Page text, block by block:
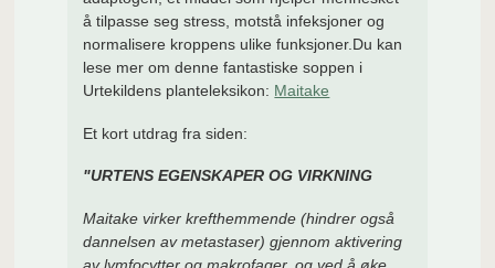
å tilpasse seg stress, motstå infeksjoner og
normalisere kroppens ulike funksjoner.Du kan
lese mer om denne fantastiske soppen i
Urtekildens planteleksikon: Maitake
Et kort utdrag fra siden:
"URTENS EGENSKAPER OG VIRKNING
Maitake virker krefthemmende (hindrer også
dannelsen av metastaser) gjennom aktivering
av lymfocytter og makrofager, og ved å øke